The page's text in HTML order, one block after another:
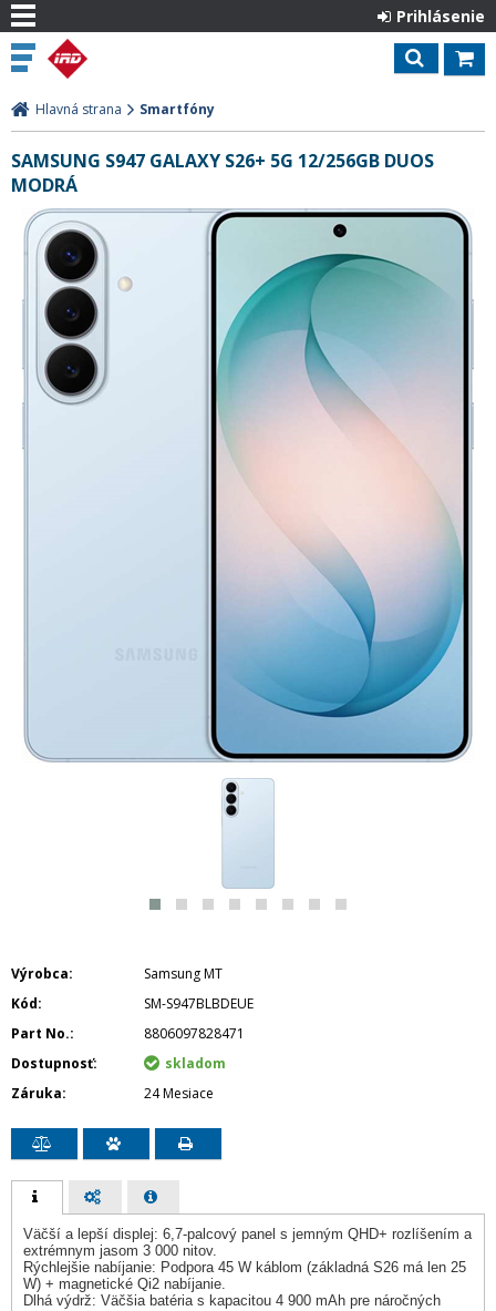
Prihlásenie
Hlavná strana Smartfóny
SAMSUNG S947 GALAXY S26+ 5G 12/256GB DUOS
MODRÁ
Výrobca
Samsung MT
Kód
SM-S947BLBDEUE
Part No.
8806097828471
Dostupnosť
skladom
Záruka
24 Mesiace
Väčší a lepší displej: 6,7-palcový panel s jemným QHD+ rozlíšením a
extrémnym jasom 3 000 nitov.
Rýchlejšie nabíjanie: Podpora 45 W káblom (základná S26 má len 25
W) + magnetické Qi2 nabíjanie.
Dlhá výdrž: Väčšia batéria s kapacitou 4 900 mAh pre náročných